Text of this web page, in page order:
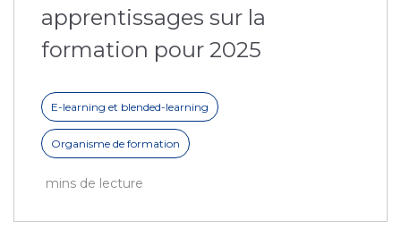
apprentissages sur la
formation pour 2025
E-learning et blended-learning
Organisme de formation
mins de lecture